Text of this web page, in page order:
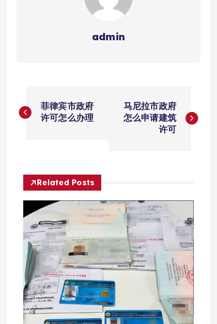
admin
章
航
菲律宾市政府
许可怎么办理
马尼拉市政府
怎么申请建筑
许可
Related Posts